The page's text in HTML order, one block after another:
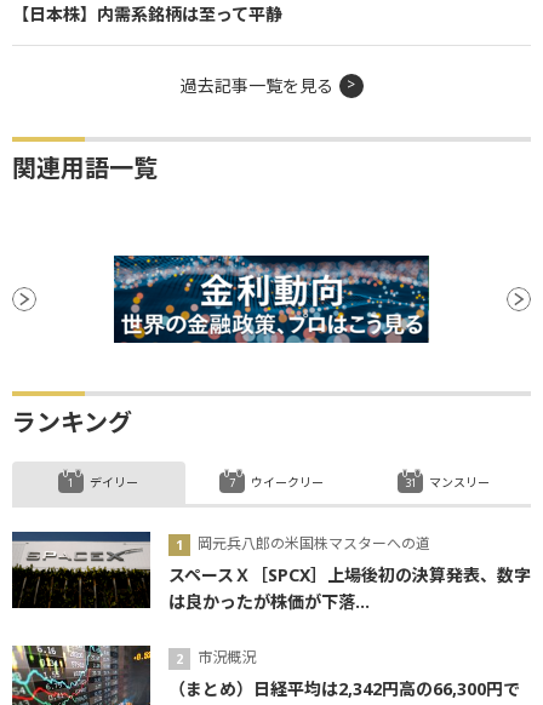
【日本株】内需系銘柄は至って平静
過去記事一覧を見る
関連用語一覧
ランキング
デイリー
岡元兵八郎の米国株マスターへの道
スペースＸ［SPCX］上場後初の決算発表、数字
は良かったが株価が下落...
市況概況
（まとめ）日経平均は2,342円高の66,300円で
ウイークリー マンスリー